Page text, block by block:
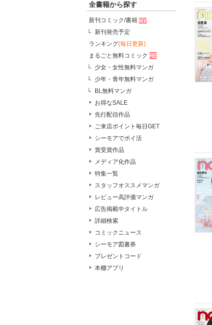
全書籍から探す
新刊コミック/書籍
新刊発売予定
ランキング(毎日更新)
まるごと無料コミック
少女・女性無料マンガ
少年・青年無料マンガ
BL無料マンガ
お得なSALE
先行配信作品
ご来店ポイント毎日GET
シーモアでポイ活
賞受賞作品
メディア化作品
特集一覧
スタッフオススメマンガ
レビュー高評価マンガ
広告掲載中タイトル
詳細検索
コミックニュース
シーモア図書券
プレゼントコード
本棚アプリ